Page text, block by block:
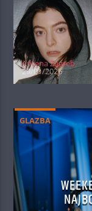
Antena Zagreb
29/01/2026
GLAZBA